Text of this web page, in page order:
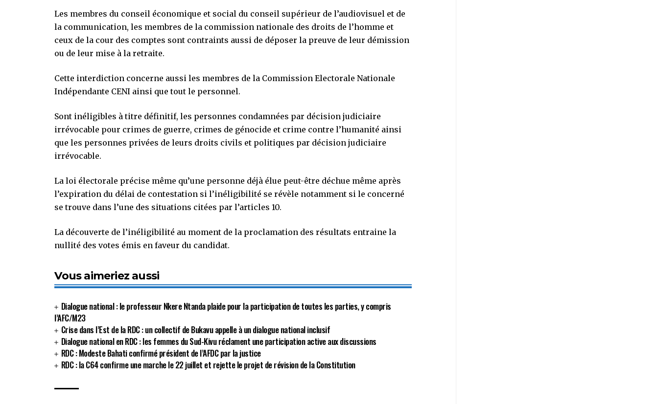
Les membres du conseil économique et social du conseil supérieur de l’audiovisuel et de
la communication, les membres de la commission nationale des droits de l’homme et
ceux de la cour des comptes sont contraints aussi de déposer la preuve de leur démission
ou de leur mise à la retraite.
Cette interdiction concerne aussi les membres de la Commission Electorale Nationale
Indépendante CENI ainsi que tout le personnel.
Sont inéligibles à titre définitif, les personnes condamnées par décision judiciaire
irrévocable pour crimes de guerre, crimes de génocide et crime contre l’humanité ainsi
que les personnes privées de leurs droits civils et politiques par décision judiciaire
irrévocable.
La loi électorale précise même qu’une personne déjà élue peut-être déchue même après
l’expiration du délai de contestation si l’inéligibilité se révèle notamment si le concerné
se trouve dans l’une des situations citées par l’articles 10.
La découverte de l’inéligibilité au moment de la proclamation des résultats entraine la
nullité des votes émis en faveur du candidat.
Vous aimeriez aussi
Dialogue national : le professeur Nkere Ntanda plaide pour la participation de toutes les parties, y compris
l’AFC/M23
Crise dans l’Est de la RDC : un collectif de Bukavu appelle à un dialogue national inclusif
Dialogue national en RDC : les femmes du Sud-Kivu réclament une participation active aux discussions
RDC : Modeste Bahati confirmé président de l’AFDC par la justice
RDC : la C64 confirme une marche le 22 juillet et rejette le projet de révision de la Constitution